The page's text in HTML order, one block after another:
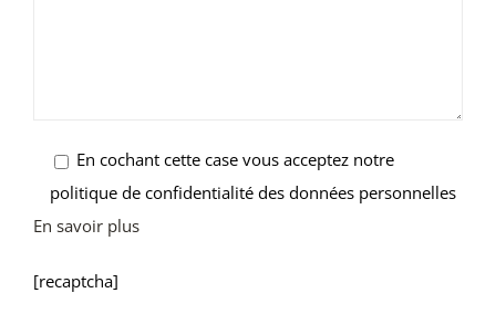
En cochant cette case vous acceptez notre
politique de confidentialité des données personnelles
En savoir plus
[recaptcha]